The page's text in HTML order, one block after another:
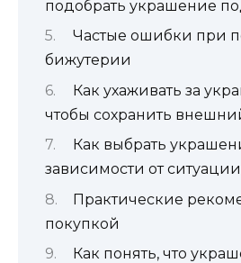
подобрать украшение
Частые ошибки при
бижутерии
Как ухаживать за
чтобы сохранить
Как выбрать
зависимости от ситуации
Практические
покупкой
Как понять, что